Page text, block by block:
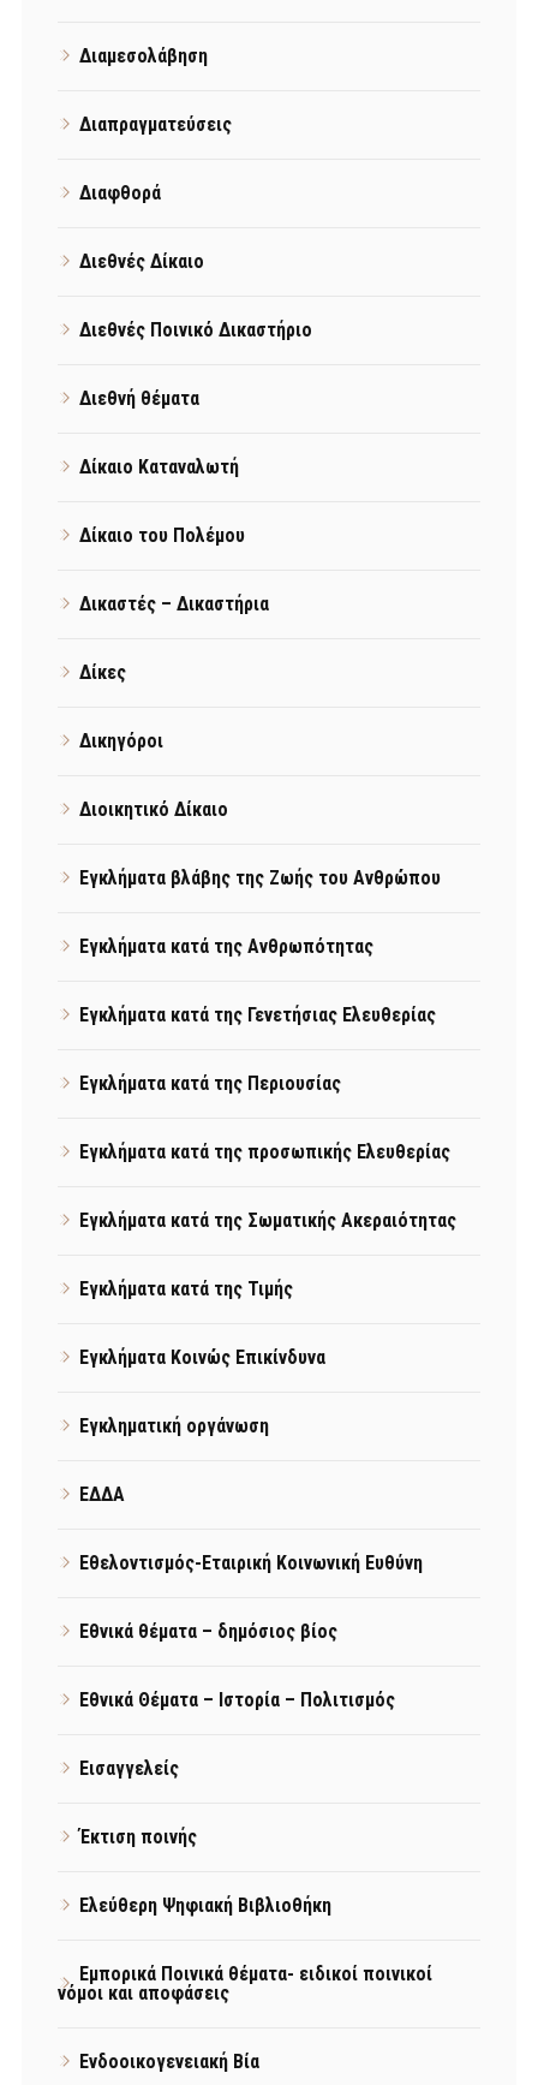
Διαμεσολάβηση
Διαπραγματεύσεις
Διαφθορά
Διεθνές Δίκαιο
Διεθνές Ποινικό Δικαστήριο
Διεθνή θέματα
Δίκαιο Καταναλωτή
Δίκαιο του Πολέμου
Δικαστές – Δικαστήρια
Δίκες
Δικηγόροι
Διοικητικό Δίκαιο
Εγκλήματα βλάβης της Ζωής του Ανθρώπου
Εγκλήματα κατά της Ανθρωπότητας
Εγκλήματα κατά της Γενετήσιας Ελευθερίας
Εγκλήματα κατά της Περιουσίας
Εγκλήματα κατά της προσωπικής Ελευθερίας
Εγκλήματα κατά της Σωματικής Ακεραιότητας
Εγκλήματα κατά της Τιμής
Εγκλήματα Κοινώς Επικίνδυνα
Εγκληματική οργάνωση
ΕΔΔΑ
Εθελοντισμός-Εταιρική Κοινωνική Ευθύνη
Εθνικά θέματα – δημόσιος βίος
Εθνικά Θέματα – Ιστορία – Πολιτισμός
Εισαγγελείς
Έκτιση ποινής
Ελεύθερη Ψηφιακή Βιβλιοθήκη
Εμπορικά Ποινικά θέματα- ειδικοί ποινικοί
νόμοι και αποφάσεις
Ενδοοικογενειακή Βία